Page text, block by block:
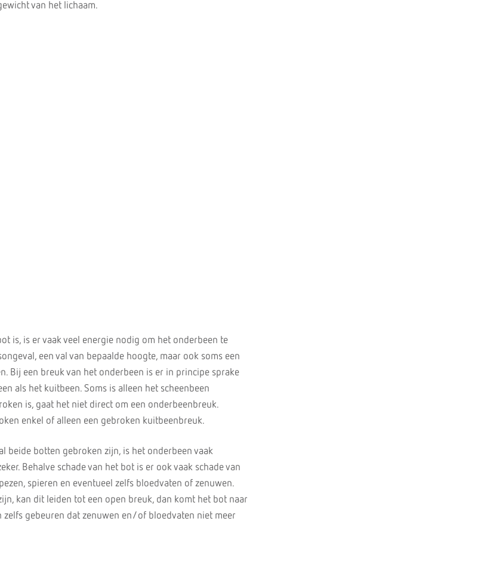
van het lichaam.
is, is er vaak veel energie nodig om het onderbeen te
een val van bepaalde hoogte, maar ook soms een
Bij een breuk van het onderbeen is er in principe sprake
als het kuitbeen. Soms is alleen het scheenbeen
is, gaat het niet direct om een onderbeenbreuk.
enkel of alleen een gebroken kuitbeenbreuk.
beide botten gebroken zijn, is het onderbeen vaak
Behalve schade van het bot is er ook vaak schade van
spieren en eventueel zelfs bloedvaten of zenuwen.
kan dit leiden tot een open breuk, dan komt het bot naar
zelfs gebeuren dat zenuwen en/of bloedvaten niet meer